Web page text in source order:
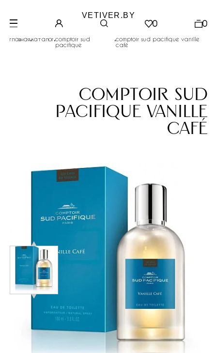
VETIVER.BY
0 0
главная.каталог.comptoir sud
pacifique
.comptoir sud pacifique vanille
café
comptoir sud
pacifique vanille
café